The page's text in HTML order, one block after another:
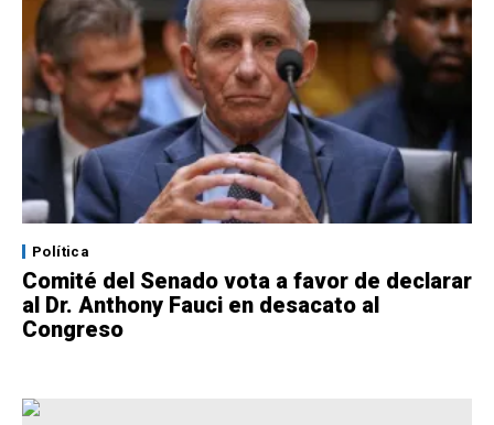
Política
Comité del Senado vota a favor de declarar
al Dr. Anthony Fauci en desacato al
Congreso